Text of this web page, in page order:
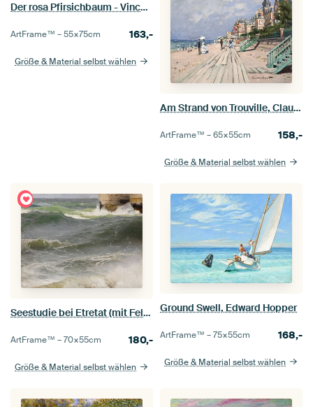
Der rosa Pfirsichbaum - Vincent van Gogh
ArtFrame™ –55×75cm 163,-
Größe & Material selbst wählen
Am Strand von Trouville, Claude Monet
ArtFrame™ –65×55cm 158,-
Größe & Material selbst wählen
Seestudie bei Etretat (mit Felsenufer rechts), Johann Wilhelm Schirmer
ArtFrame™ –70×55cm 180,-
Größe & Material selbst wählen
Ground Swell, Edward Hopper
ArtFrame™ –75×55cm 168,-
Größe & Material selbst wählen